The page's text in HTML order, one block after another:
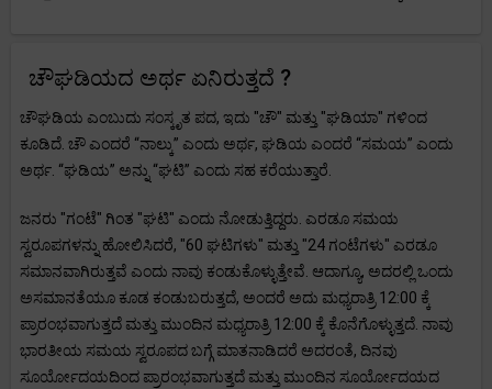
ಚೌಘಡಿಯದ ಅರ್ಥ ಏನಿರುತ್ತದೆ ?
ಚೌಘಡಿಯ ಎಂಬುದು ಸಂಸ್ಕೃತ ಪದ, ಇದು "ಚೌ" ಮತ್ತು "ಘಡಿಯಾ" ಗಳಿಂದ
ಕೂಡಿದೆ. ಚೌ ಎಂದರೆ “ನಾಲ್ಕು” ಎಂದು ಅರ್ಥ, ಘಡಿಯ ಎಂದರೆ “ಸಮಯ” ಎಂದು
ಅರ್ಥ. “ಘಡಿಯ” ಅನ್ನು “ಘಟಿ” ಎಂದು ಸಹ ಕರೆಯುತ್ತಾರೆ.
ಜನರು "ಗಂಟೆ" ಗಿಂತ "ಘಟಿ" ಎಂದು ನೋಡುತ್ತಿದ್ದರು. ಎರಡೂ ಸಮಯ
ಸ್ವರೂಪಗಳನ್ನು ಹೋಲಿಸಿದರೆ, "60 ಘಟಿಗಳು" ಮತ್ತು "24 ಗಂಟೆಗಳು" ಎರಡೂ
ಸಮಾನವಾಗಿರುತ್ತವೆ ಎಂದು ನಾವು ಕಂಡುಕೊಳ್ಳುತ್ತೇವೆ. ಆದಾಗ್ಯೂ, ಅದರಲ್ಲಿ ಒಂದು
ಅಸಮಾನತೆಯೂ ಕೂಡ ಕಂಡುಬರುತ್ತದೆ, ಅಂದರೆ ಅದು ಮಧ್ಯರಾತ್ರಿ 12:00 ಕ್ಕೆ
ಪ್ರಾರಂಭವಾಗುತ್ತದೆ ಮತ್ತು ಮುಂದಿನ ಮಧ್ಯರಾತ್ರಿ 12:00 ಕ್ಕೆ ಕೊನೆಗೊಳ್ಳುತ್ತದೆ. ನಾವು
ಭಾರತೀಯ ಸಮಯ ಸ್ವರೂಪದ ಬಗ್ಗೆ ಮಾತನಾಡಿದರೆ ಅದರಂತೆ, ದಿನವು
ಸೂರ್ಯೋದಯದಿಂದ ಪ್ರಾರಂಭವಾಗುತ್ತದೆ ಮತ್ತು ಮುಂದಿನ ಸೂರ್ಯೋದಯದ